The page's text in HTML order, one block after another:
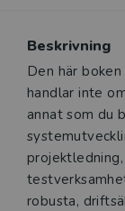
Beskrivning
Den här
handlar inte
annat som du
robusta,